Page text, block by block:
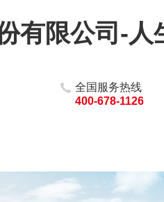
有限公司-
全国服务热线
400-678-1126